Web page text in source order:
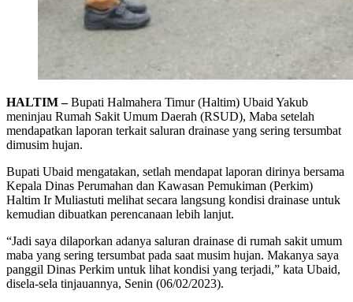
HALTIM –Bupati Halmahera Timur (Haltim) Ubaid Yakub
meninjau Rumah Sakit Umum Daerah (RSUD), Maba setelah
mendapatkan laporan terkait saluran drainase yang sering tersumbat
dimusim hujan.
Bupati Ubaid mengatakan, setlah mendapat laporan dirinya bersama
Kepala Dinas Perumahan dan Kawasan Pemukiman (Perkim)
Haltim Ir Muliastuti melihat secara langsung kondisi drainase untuk
kemudian dibuatkan perencanaan lebih lanjut.
“Jadi saya dilaporkan adanya saluran drainase di rumah sakit umum
maba yang sering tersumbat pada saat musim hujan. Makanya saya
panggil Dinas Perkim untuk lihat kondisi yang terjadi,” kata Ubaid,
disela-sela tinjauannya, Senin (06/02/2023).